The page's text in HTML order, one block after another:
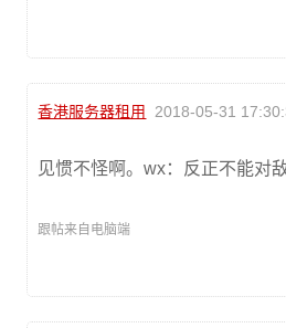
香港服务器租用 2018-05-31
见惯不怪啊。wx：反正不能对
跟帖来自电脑端